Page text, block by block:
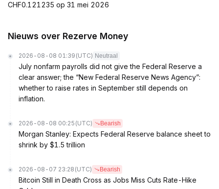
CHF0.121235 op 31 mei 2026
Nieuws over Rezerve Money
2026-08-08 01:39 (UTC) Neutraal
July nonfarm payrolls did not give the Federal Reserve a
clear answer; the “New Federal Reserve News Agency”:
whether to raise rates in September still depends on
inflation.
2026-08-08 00:25 (UTC) Bearish
Morgan Stanley: Expects Federal Reserve balance sheet to
shrink by $1.5 trillion
2026-08-07 23:28 (UTC) Bearish
Bitcoin Still in Death Cross as Jobs Miss Cuts Rate-Hike